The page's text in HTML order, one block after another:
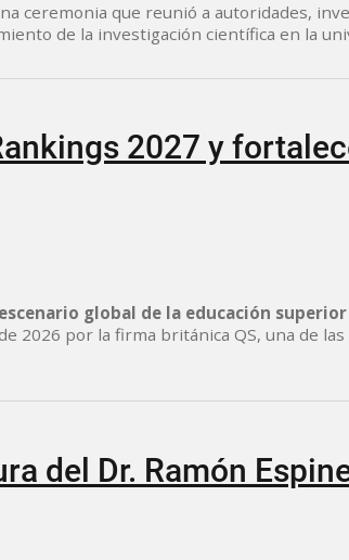
ceremonia que reunió a autoridades,
de la investigación científica en la
2027 y
global de la educación superior
2026 por la firma británica QS, una de
del Dr. Ramón